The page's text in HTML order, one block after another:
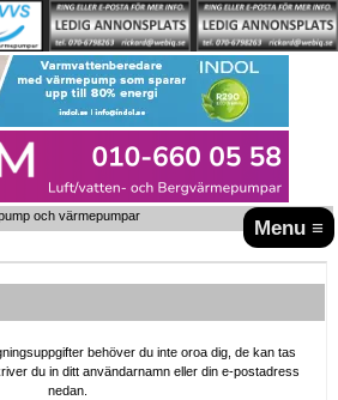
Menu ≡
och värmepumpar
behöver du inte oroa dig, de kan tas
du in ditt användarnamn eller din e-postadress
nedan.